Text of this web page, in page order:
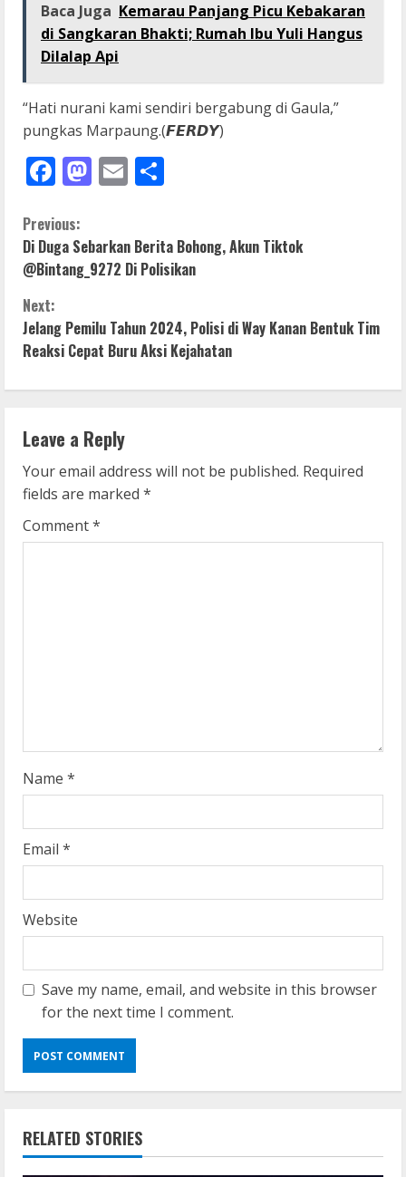
Baca Juga Kemarau Panjang Picu Kebakaran
di Sangkaran Bhakti; Rumah Ibu Yuli Hangus
Dilalap Api
“Hati nurani kami sendiri bergabung di Gaula,”
pungkas Marpaung.(𝙁𝙀𝙍𝘿𝙔)
Facebook
Mastodon
Email
C
o
n
t
i
n
u
e
R
g
Previous:
Di Duga Sebarkan Berita Bohong, Akun Tiktok
@Bintang_9272 Di Polisikan
Next:
Jelang Pemilu Tahun 2024, Polisi di Way Kanan Bentuk Tim
Reaksi Cepat Buru Aksi Kejahatan
Leave a Reply
Your email address will not be published. Required
fields are marked *
Comment*
Name *
Email *
Website
Save my name, email, and website in this browser
for the next time I comment.
RELATED STORIES